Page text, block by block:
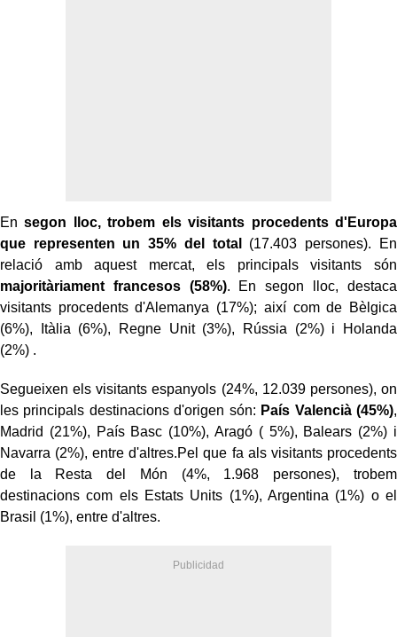
Ensegon lloc, trobem els visitants procedents d'Europa
que representen un 35% del total
(17.403 persones). En
relació amb aquest mercat, els principals visitants són
majoritàriament francesos (58%). En segon lloc, destaca
visitants procedents d'Alemanya (17%); així com de Bèlgica
(6%), Itàlia (6%), Regne Unit (3%), Rússia (2%) i Holanda
(2%) .
Segueixen els visitants espanyols (24%, 12.039 persones), on
les principals destinacions d'origen són: País Valencià (45%),
Madrid (21%), País Basc (10%), Aragó ( 5%), Balears (2%) i
Navarra (2%), entre d'altres.Pel que fa als visitants procedents
de la Resta del Món (4%, 1.968 persones), trobem
destinacions com els Estats Units (1%), Argentina (1%) o el
Brasil (1%), entre d'altres.